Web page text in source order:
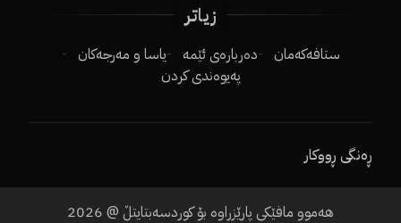
زیاتر
ستافەکەمان دەربارەی ئێمە
یاسا و مەرجەکان
پەیوەندی کردن
ڕەنگی ڕووکار
هەموو مافێکی پارێزراوە بۆ کوردسەبتایتڵ @ 2026